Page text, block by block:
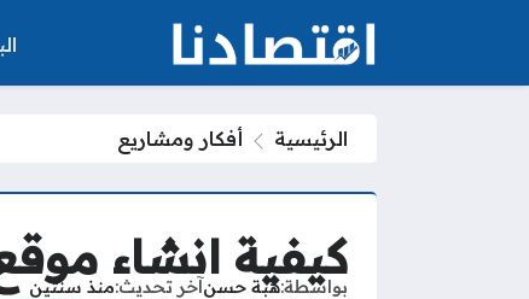
الرئيسية أفكار ومشاريع
كيفية انشاء
بواسطةهبة حسنآخر تحديث منذ سنتين